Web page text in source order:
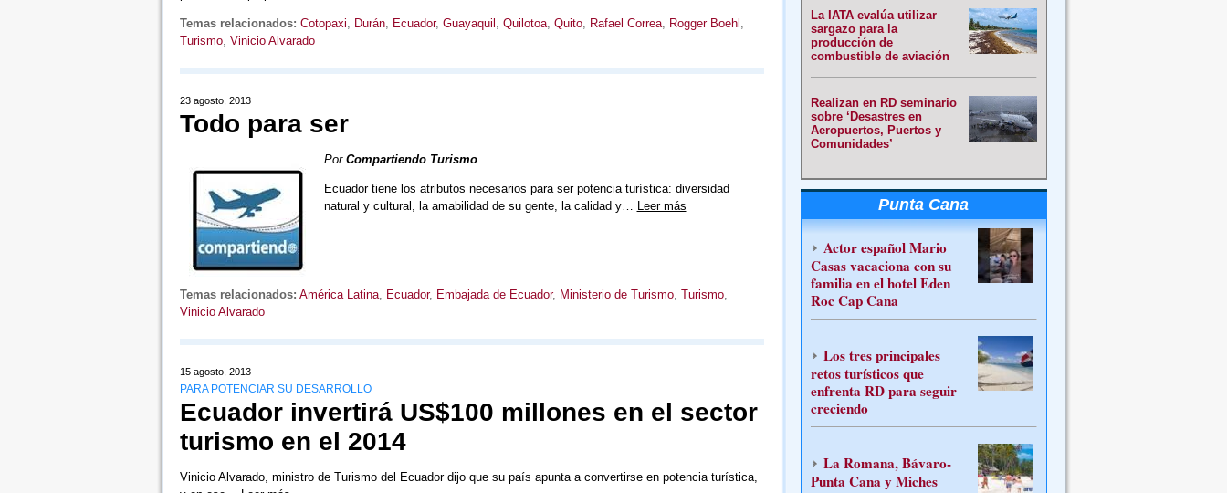
Temas relacionados: Cotopaxi, Durán, Ecuador, Guayaquil , Quilotoa, Quito, Rafael Correa, Rogger Boehl ,
Turismo, Vinicio Alvarado
23 agosto, 2013
Todo para ser
Por Compartiendo Turismo
Ecuador tiene los atributos necesarios para ser potencia turística: diversidad
natural y cultural, la amabilidad de su gente, la calidad y… Leer más
Temas relacionados: América Latina, Ecuador, Embajada de Ecuador, Ministerio de Turismo, Turismo,
Vinicio Alvarado
15 agosto, 2013
PARA POTENCIAR SU DESARROLLO
Ecuador invertirá US$100 millones en el sector
turismo en el 2014
Vinicio Alvarado, ministro de Turismo del Ecuador dijo que su país apunta a convertirse en potencia turística,
La IATA evalúa utilizar
sargazo para la
producción de
combustible de aviación
Realizan en RD seminario
sobre ‘Desastres en
Aeropuertos, Puertos y
Comunidades’
Punta Cana
Actor español Mario
Casas vacaciona con su
familia en el hotel Eden
Roc Cap Cana
Los tres principales
retos turísticos que
enfrenta RD para seguir
creciendo
La Romana, Bávaro-
Punta Cana y Miches